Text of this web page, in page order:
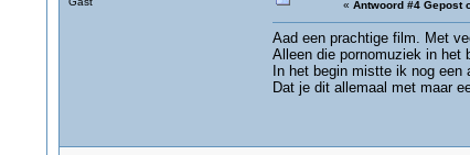
« Antwoord #4 Gepost
Aad een prachtige film. Met
Alleen die pornomuziek in het
In het begin mistte ik nog
Dat je dit allemaal met maar